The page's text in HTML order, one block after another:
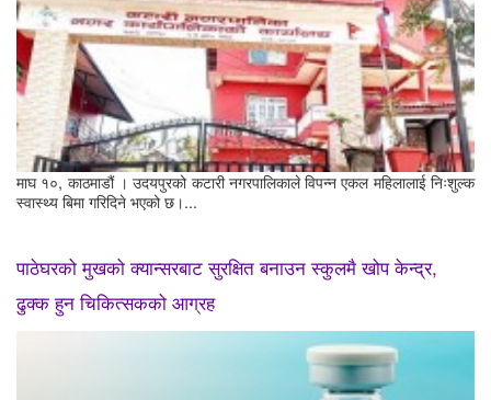
माघ १०, काठमाडौं । उदयपुरको कटारी नगरपालिकाले विपन्न एकल महिलालाई निःशुल्क
स्वास्थ्य बिमा गरिदिने भएको छ।...
पाठेघरको मुखको क्यान्सरबाट सुरक्षित बनाउन स्कुलमै खोप केन्द्र,
ढुक्क हुन चिकित्सकको आग्रह